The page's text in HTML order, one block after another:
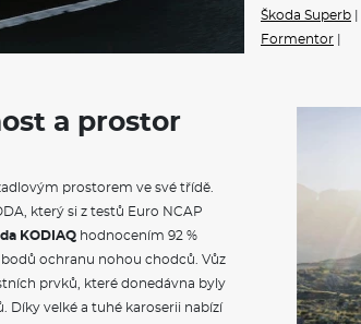
Škoda
Textilní
Sklopné
Vnitřní
Sluneční
Škoda Superb
Formentor
a prostor
prostorem ve své třídě.
který si z testů Euro NCAP
KODIAQ hodnocením 92 %
ochranu nohou chodců. Vůz
prvků, které donedávna byly
Díky velké a tuhé karoserii nabízí